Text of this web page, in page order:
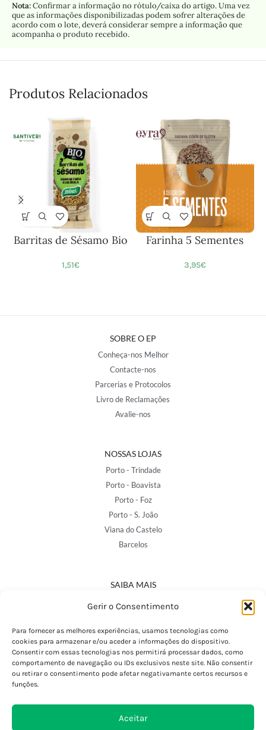
Gerir o Consentimento
Para fornecer as melhores experiências, usamos tecnologias como
cookies para armazenar e/ou aceder a informações do dispositivo.
Consentir com essas tecnologias nos permitirá processar dados, como
comportamento de navegação ou IDs exclusivos neste site. Não consentir
ou retirar o consentimento pode afetar negativamante certos recursos e
funções.
Aceitar
Nota:Confirmar a informação no rótulo/caixa do artigo. Uma vez
que as informações disponibilizadas podem sofrer alterações de
acordo com o lote, deverá considerar sempre a informação que
acompanha o produto recebido.
Produtos Relacionados
Barritas de Sésamo Bio
1,51€
Farinha 5 Sementes
3,95€
SOBRE O EP
Conheça-nos Melhor
Contacte-nos
Parcerias e Protocolos
Livro de Reclamações
Avalie-nos
NOSSAS LOJAS
Porto - Trindade
Porto - Boavista
Porto - Foz
Porto - S. João
Viana do Castelo
Barcelos
SAIBA MAIS
Política de Privacidade
Termos e Condições
Perguntas Frequentes
Custos de Envio
Encomendas Internacionais
Devoluções e Trocas